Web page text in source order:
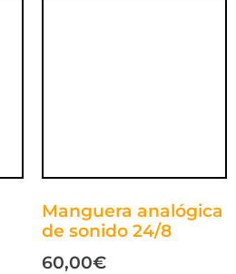
Manguera analógica
de sonido 24/8
60,00€